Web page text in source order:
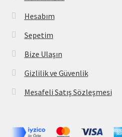
Hesabım
Sepetim
Bize Ulaşın
Gizlilik ve Güvenlik
Mesafeli Satış Sözleşmesi